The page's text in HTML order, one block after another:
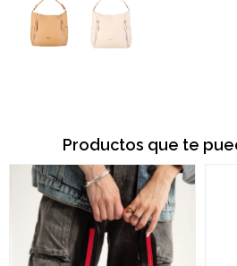
Productos que te